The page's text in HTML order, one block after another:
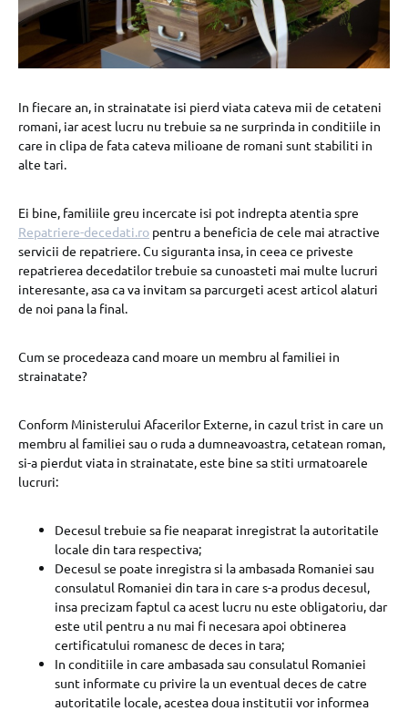
In fiecare an, in strainatate isi pierd viata cateva mii de cetateni
romani, iar acest lucru nu trebuie sa ne surprinda in conditiile in
care in clipa de fata cateva milioane de romani sunt stabiliti in
alte tari.
Ei bine, familiile greu incercate isi pot indrepta atentia spre
Repatriere-decedati.ro pentru a beneficia de cele mai atractive
servicii de repatriere. Cu siguranta insa, in ceea ce priveste
repatrierea decedatilor trebuie sa cunoasteti mai multe lucruri
interesante, asa ca va invitam sa parcurgeti acest articol alaturi
de noi pana la final.
Cum se procedeaza cand moare un membru al familiei in
strainatate?
Conform Ministerului Afacerilor Externe, in cazul trist in care un
membru al familiei sau o ruda a dumneavoastra, cetatean roman,
si-a pierdut viata in strainatate, este bine sa stiti urmatoarele
lucruri:
Decesul trebuie sa fie neaparat inregistrat la autoritatile
locale din tara respectiva;
Decesul se poate inregistra si la ambasada Romaniei sau
consulatul Romaniei din tara in care s-a produs decesul,
insa precizam faptul ca acest lucru nu este obligatoriu, dar
este util pentru a nu mai fi necesara apoi obtinerea
certificatului romanesc de deces in tara;
In conditiile in care ambasada sau consulatul Romaniei
sunt informate cu privire la un eventual deces de catre
autoritatile locale, acestea doua institutii vor informea